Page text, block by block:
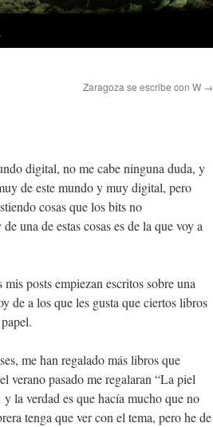
Zaragoza se escribe con W →
digital, no me cabe ninguna duda, y
de este mundo y muy digital, pero
cosas que los bits no
una de estas cosas es de la que voy a
posts empiezan escritos sobre una
de a los que les gusta que ciertos libros
me han regalado más libros que
verano pasado me regalaran “La piel
la verdad es que hacía mucho que no
tenga que ver con el tema, pero he de